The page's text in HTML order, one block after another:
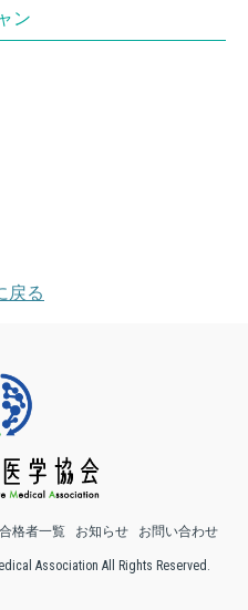
ン
戻る
合格者一覧 お知らせ お問い合わせ
Association All Rights Reserved.